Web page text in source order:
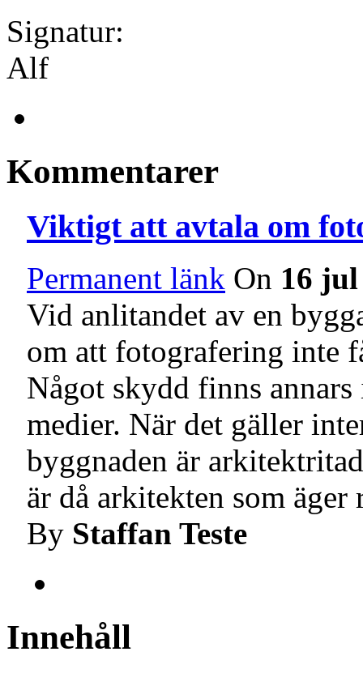
Signatur:
Alf
Kommentarer
Viktigt att avtala om
Permanent länk On 16 jul
Vid anlitandet av en
om att fotografering inte
Något skydd finns
medier. När det gäller
byggnaden är
är då arkitekten som äger
By Staffan Teste
Innehåll